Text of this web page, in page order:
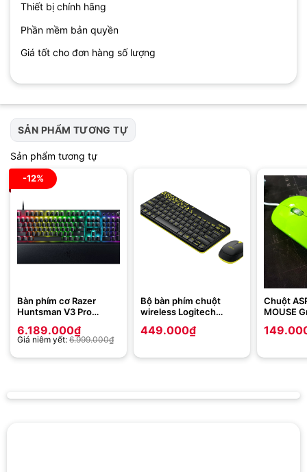
Thiết bị chính hãng
Phần mềm bản quyền
Giá tốt cho đơn hàng số lượng
SẢN PHẨM TƯƠNG TỰ
Sản phẩm tương tự
-12%
Bàn phím cơ Razer
Huntsman V3 Pro
6.189.000₫
Giá niêm yết: 6.999.000₫
Bộ bàn phím chuột
wireless Logitech
449.000₫
Chuột
MOUSE